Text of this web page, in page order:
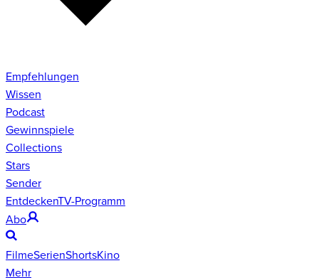
Empfehlungen
Wissen
Podcast
Gewinnspiele
Collections
Stars
Sender
EntdeckenTV-Programm
Abo
FilmeSerienShortsKino
Mehr